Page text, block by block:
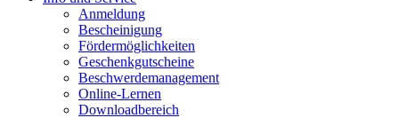
Anmeldung
Bescheinigung
Fördermöglichkeiten
Geschenkgutscheine
Beschwerdemanagement
Online-Lernen
Downloadbereich